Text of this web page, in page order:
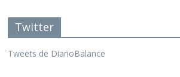
Twitter
Tweets de DiarioBalance